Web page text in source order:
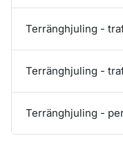
Terränghjuling -
Terränghjuling -
Terränghjuling -